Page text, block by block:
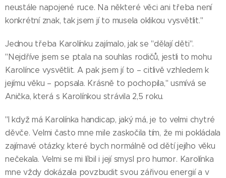
neustále napojené ruce. Na některé věci ani třeba není
konkrétní znak, tak jsem jí to musela oklikou vysvětlit."
Jednou třeba Karolínku zajímalo, jak se "dělají děti".
"Nejdříve jsem se ptala na souhlas rodičů, jestli to mohu
Karolínce vysvětlit. A pak jsem jí to – citlivě vzhledem k
jejímu věku – popsala. Krásně to pochopila," usmívá se
Anička, která s Karolínkou strávila 2,5 roku.
"I když má Karolínka handicap, jaký má, je to velmi chytré
děvče. Velmi často mne mile zaskočila tím, že mi pokládala
zajímavé otázky, které bych normálně od dětí jejího věku
nečekala. Velmi se mi líbil i její smysl pro humor. Karolínka
mne vždy dokázala povzbudit svou zářivou energií a v